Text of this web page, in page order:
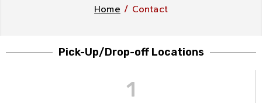
Home / Contact
Pick-Up/Drop-off Locations
1